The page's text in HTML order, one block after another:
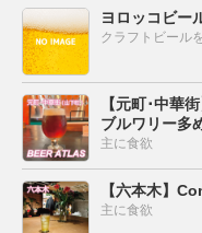
ヨロッコビ
クラフトビール
【元町･中華
ブルワリー多
主に食欲
【六本木】
主に食欲